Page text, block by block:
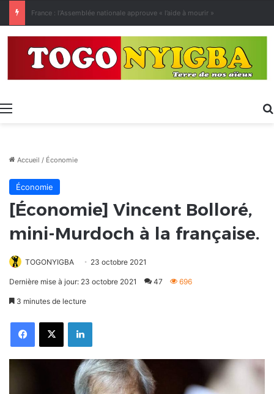
Menu
Accueil / Économie
Économie
[Économie] Vincent Bolloré,
mini-Murdoch à la française.
TOGONYIGBA 23 octobre 2021
Dernière mise à jour: 23 octobre 2021 47 696
3 minutes de lecture
FacebookX Linkedin